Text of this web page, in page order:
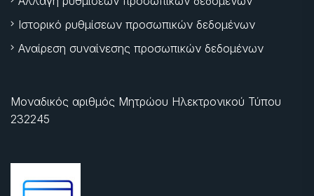
Ιστορικό ρυθμίσεων προσωπικών δεδομένων
Αναίρεση συναίνεσης προσωπικών δεδομένων
Μοναδικός αριθμός Μητρώου Ηλεκτρονικού Τύπου
232245